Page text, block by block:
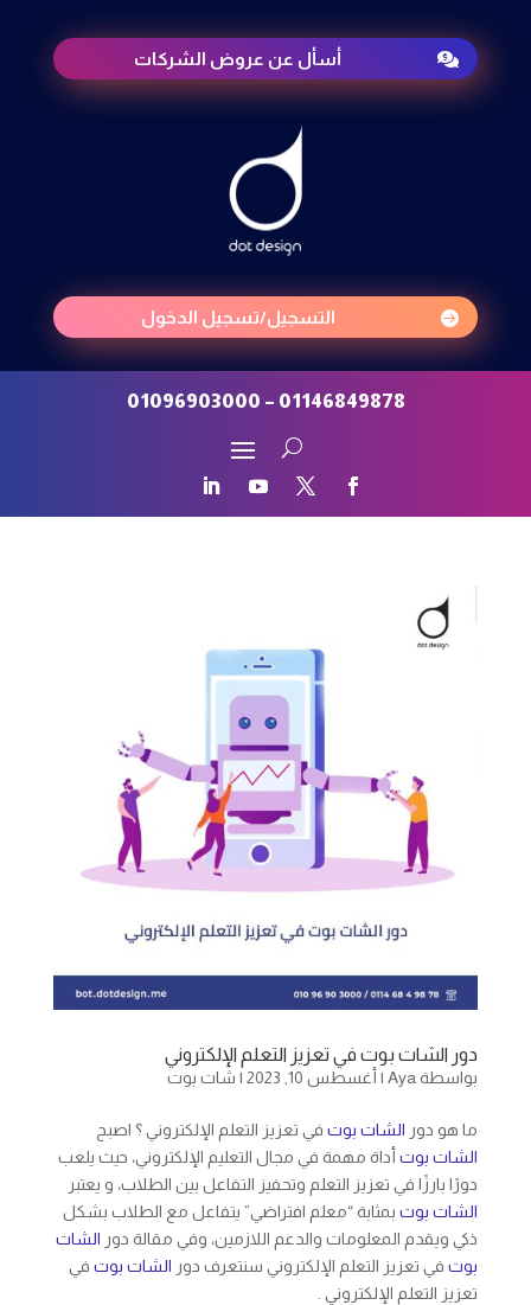
 أسأل عن عروض الشركات
 التسجيل/تسجيل الدخول
01146849878 – 01096903000
دور الشات بوت في تعزيز التعلم الإلكتروني
بواسطةAya
| أغسطس 10, 2023 | شات بوت
ما هو دور الشات بوتفي تعزيز التعلم الإلكتروني ؟ اصبح
الشات بوتأداة مهمة في مجال التعليم الإلكتروني، حيث يلعب
دورًا بارزًا في تعزيز التعلم وتحفيز التفاعل بين الطلاب، و يعتبر
الشات بوتبمثابة “معلم افتراضي” يتفاعل مع الطلاب بشكل
ذكي ويقدم المعلومات والدعم اللازمين، وفي مقالة دور الشات
بوتفي تعزيز التعلم الإلكتروني سنتعرف دور الشات بوتفي
تعزيز التعلم الإلكتروني .